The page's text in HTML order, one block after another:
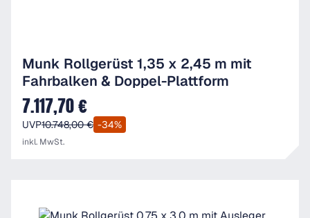
Munk Rollgerüst 1,35 x 2,45 m mit
Fahrbalken & Doppel-Plattform
Verkaufspreis:
7.117,70 €
UVP10.748,00 € -34%
inkl. MwSt.